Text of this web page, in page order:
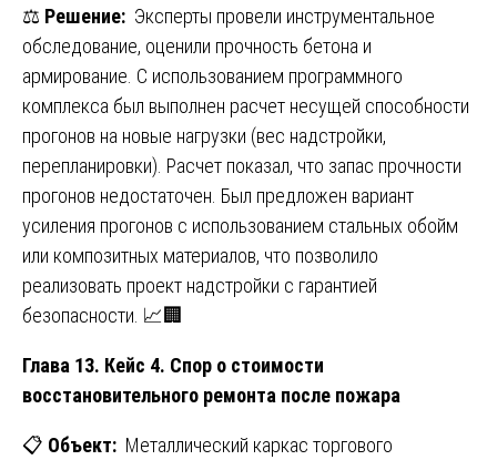
⚖️ Решение: Эксперты провели инструментальное
обследование, оценили прочность бетона и
армирование. С использованием программного
комплекса был выполнен расчет несущей способности
прогонов на новые нагрузки (вес надстройки,
перепланировки). Расчет показал, что запас прочности
прогонов недостаточен. Был предложен вариант
усиления прогонов с использованием стальных обойм
или композитных материалов, что позволило
реализовать проект надстройки с гарантией
безопасности. 📈🏢
Глава 13. Кейс 4. Спор о стоимости
восстановительного ремонта после пожара
📋 Объект: Металлический каркас торгового